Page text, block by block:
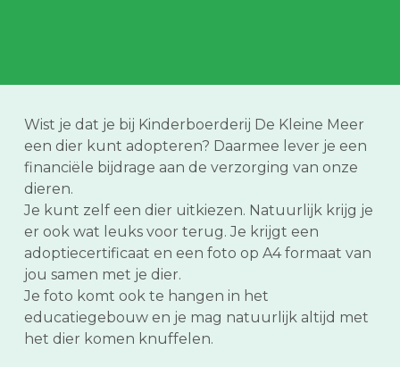
Wist je dat je bij Kinderboerderij De Kleine Meer
een dier kunt adopteren? Daarmee lever je een
financiële bijdrage aan de verzorging van onze
dieren.
Je kunt zelf een dier uitkiezen. Natuurlijk krijg je
er ook wat leuks voor terug. Je krijgt een
adoptiecertificaat en een foto op A4 formaat van
jou samen met je dier.
Je foto komt ook te hangen in het
educatiegebouw en je mag natuurlijk altijd met
het dier komen knuffelen.